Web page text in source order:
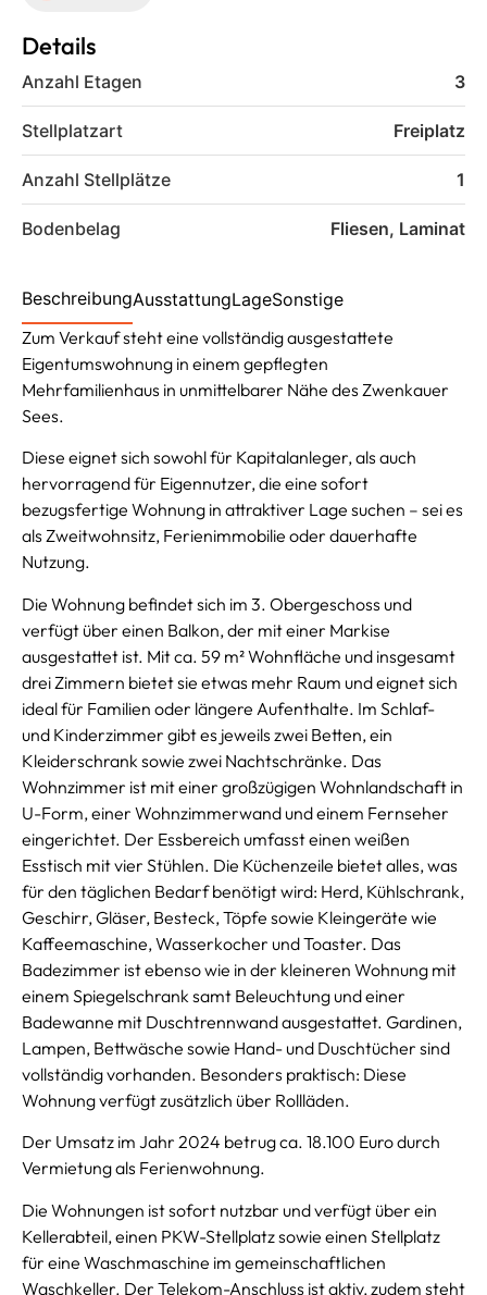
Details
Anzahl Etagen 3
Stellplatzart Freiplatz
Anzahl Stellplätze 1
Bodenbelag Fliesen, Laminat
BeschreibungAusstattungLageSonstige
Zum Verkauf steht eine vollständig ausgestattete
Eigentumswohnung in einem gepflegten
Mehrfamilienhaus in unmittelbarer Nähe des Zwenkauer
Sees.
Diese eignet sich sowohl für Kapitalanleger, als auch
hervorragend für Eigennutzer, die eine sofort
bezugsfertige Wohnung in attraktiver Lage suchen – sei es
als Zweitwohnsitz, Ferienimmobilie oder dauerhafte
Nutzung.
Die Wohnung befindet sich im 3. Obergeschoss und
verfügt über einen Balkon, der mit einer Markise
ausgestattet ist. Mit ca. 59 m² Wohnfläche und insgesamt
drei Zimmern bietet sie etwas mehr Raum und eignet sich
ideal für Familien oder längere Aufenthalte. Im Schlaf-
und Kinderzimmer gibt es jeweils zwei Betten, ein
Kleiderschrank sowie zwei Nachtschränke. Das
Wohnzimmer ist mit einer großzügigen Wohnlandschaft in
U-Form, einer Wohnzimmerwand und einem Fernseher
eingerichtet. Der Essbereich umfasst einen weißen
Esstisch mit vier Stühlen. Die Küchenzeile bietet alles, was
für den täglichen Bedarf benötigt wird: Herd, Kühlschrank,
Geschirr, Gläser, Besteck, Töpfe sowie Kleingeräte wie
Kaffeemaschine, Wasserkocher und Toaster. Das
Badezimmer ist ebenso wie in der kleineren Wohnung mit
einem Spiegelschrank samt Beleuchtung und einer
Badewanne mit Duschtrennwand ausgestattet. Gardinen,
Lampen, Bettwäsche sowie Hand- und Duschtücher sind
vollständig vorhanden. Besonders praktisch: Diese
Wohnung verfügt zusätzlich über Rollläden.
Der Umsatz im Jahr 2024 betrug ca. 18.100 Euro durch
Vermietung als Ferienwohnung.
Die Wohnungen ist sofort nutzbar und verfügt über ein
Kellerabteil, einen PKW-Stellplatz sowie einen Stellplatz
für eine Waschmaschine im gemeinschaftlichen
Waschkeller. Der Telekom-Anschluss ist aktiv, zudem steht